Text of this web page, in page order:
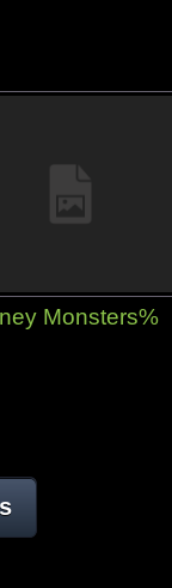
Monsters%